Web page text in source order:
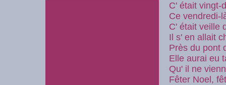
C' était vingt-
Ce vendredi-
C' était veille
Il s' en allait
Près du pont
Elle aurai eu
Qu' il ne
Fêter Noel,